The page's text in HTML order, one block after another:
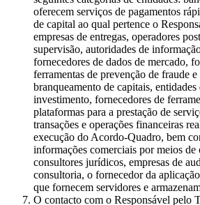
oferecem serviços de pagamentos
de capital ao qual pertence o
empresas de entregas, operadores
supervisão, autoridades de
fornecedores de dados de mercado,
ferramentas de prevenção de fraude
branqueamento de capitais,
investimento, fornecedores de
plataformas para a prestação de
transações e operações financeiras
execução do Acordo-Quadro, bem
informações comerciais por meios de
consultores jurídicos, empresas de
consultoria, o fornecedor da
que fornecem servidores e
O contacto com o Responsável pelo